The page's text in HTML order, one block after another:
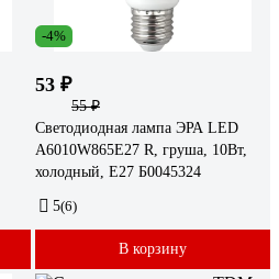
-4%
53 ₽
55 ₽
Светодиодная лампа ЭРА LED
A6010W865E27 R, груша, 10Вт,
холодный, E27 Б0045324
5(6)
В корзину